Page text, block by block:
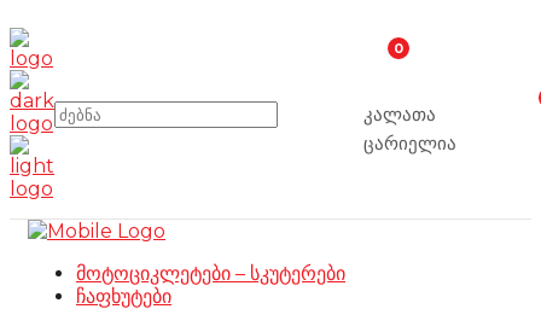
0
კალათა
ცარიელია
მოტოციკლეტები – სკუტერები
ჩაფხუტები